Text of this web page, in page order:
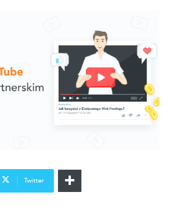
Twitter